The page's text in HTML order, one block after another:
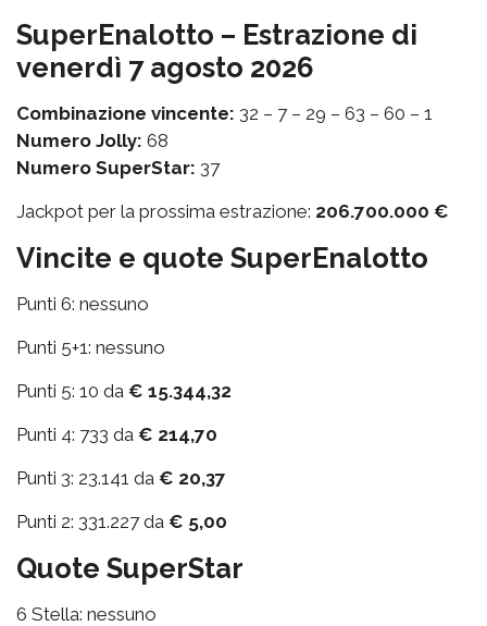
SuperEnalotto – Estrazione di
venerdì 7 agosto 2026
Combinazione vincente: 32 – 7 – 29 – 63 – 60 – 1
Numero Jolly: 68
Numero SuperStar: 37
Jackpot per la prossima estrazione: 206.700.000 €
Vincite e quote SuperEnalotto
Punti 6: nessuno
Punti 5+1: nessuno
Punti 5: 10 da € 15.344,32
Punti 4: 733 da € 214,70
Punti 3: 23.141 da € 20,37
Punti 2: 331.227 da € 5,00
Quote SuperStar
6 Stella: nessuno